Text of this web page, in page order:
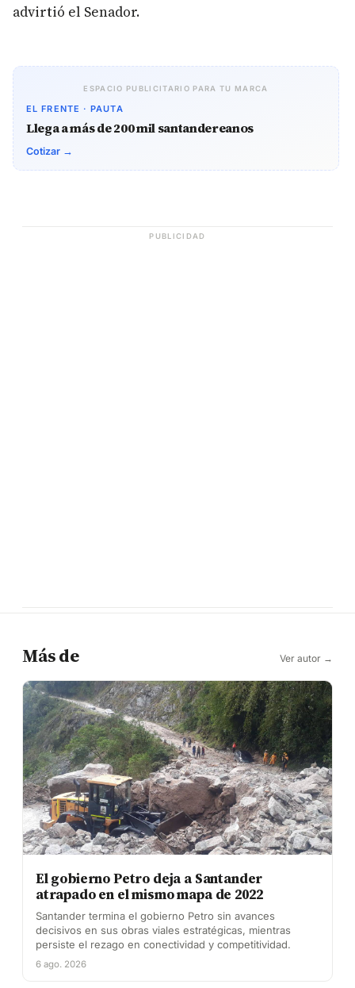
advirtió el Senador.
ESPACIO PUBLICITARIO PARA TU MARCA
EL FRENTE · PAUTA
Llega a más de 200 mil santandereanos
Cotizar →
PUBLICIDAD
Más de Ver autor →
El gobierno Petro deja a Santander
atrapado en el mismo mapa de 2022
Santander termina el gobierno Petro sin avances
decisivos en sus obras viales estratégicas, mientras
persiste el rezago en conectividad y competitividad.
6 ago. 2026